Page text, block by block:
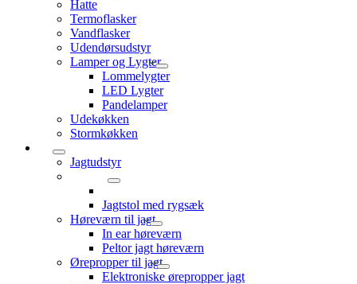
Hatte
Termoflasker
Vandflasker
Udendørsudstyr
Lamper og Lygter
Lommelygter
LED Lygter
Pandelamper
Udekøkken
Stormkøkken
Jagt
Jagtudstyr
Jagtstole
Jagtstol med rygsæk
Høreværn til jagt
In ear høreværn
Peltor jagt høreværn
Ørepropper til jagt
Elektroniske ørepropper jagt